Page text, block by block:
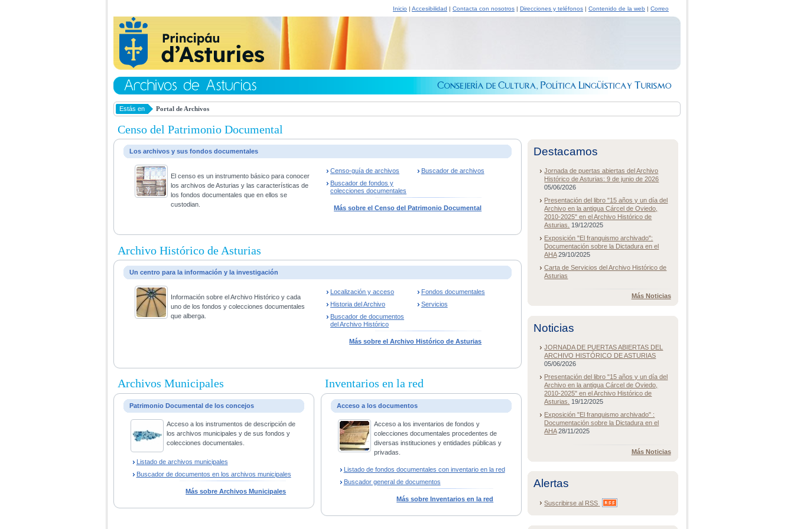
Inicio | Accesibilidad | Contacta con nosotros | Direcciones y teléfonos | Contenido de la web | Correo
Estás en Portal de Archivos
Censo del Patrimonio Documental
Los archivos y sus fondos documentales
El censo es un instrumento básico para conocer
los archivos de Asturias y las características de
los fondos documentales que en ellos se
custodian.
Censo-guía de archivos
Buscador de archivos
Buscador de fondos y
colecciones documentales
Más sobre el Censo del Patrimonio Documental
Archivo Histórico de Asturias
Un centro para la información y la investigación
Información sobre el Archivo Histórico y cada
uno de los fondos y colecciones documentales
que alberga.
Localización y acceso
Fondos documentales
Historia del Archivo
Servicios
Buscador de documentos
del Archivo Histórico
Más sobre el Archivo Histórico de Asturias
Archivos Municipales
Patrimonio Documental de los concejos
Acceso a los instrumentos de descripción de
los archivos municipales y de sus fondos y
colecciones documentales.
Listado de archivos municipales
Buscador de documentos en los archivos municipales
Más sobre Archivos Municipales
Inventarios en la red
Acceso a los documentos
Acceso a los inventarios de fondos y
colecciones documentales procedentes de
diversas instituciones y entidades públicas y
privadas.
Listado de fondos documentales con inventario en la red
Buscador general de documentos
Más sobre Inventarios en la red
Destacamos
Jornada de puertas abiertas del Archivo
Histórico de Asturias: 9 de junio de 2026
05/06/2026
Presentación del libro "15 años y un día del
Archivo en la antigua Cárcel de Oviedo,
2010-2025" en el Archivo Histórico de
Asturias.
19/12/2025
Exposición "El franquismo archivado":
Documentación sobre la Dictadura en el
AHA29/10/2025
Carta de Servicios del Archivo Histórico de
Asturias
Más Noticias
Noticias
JORNADA DE PUERTAS ABIERTAS DEL
ARCHIVO HISTÓRICO DE ASTURIAS
05/06/2026
Presentación del libro "15 años y un día del
Archivo en la antigua Cárcel de Oviedo,
2010-2025" en el Archivo Histórico de
Asturias.
19/12/2025
Exposición "El franquismo archivado" :
Documentación sobre la Dictadura en el
AHA28/11/2025
Más Noticias
Alertas
Suscribirse al RSS